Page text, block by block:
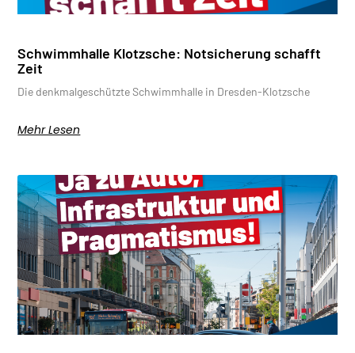
Schwimmhalle Klotzsche: Notsicherung schafft
Zeit
Die denkmalgeschützte Schwimmhalle in Dresden-Klotzsche
Mehr Lesen